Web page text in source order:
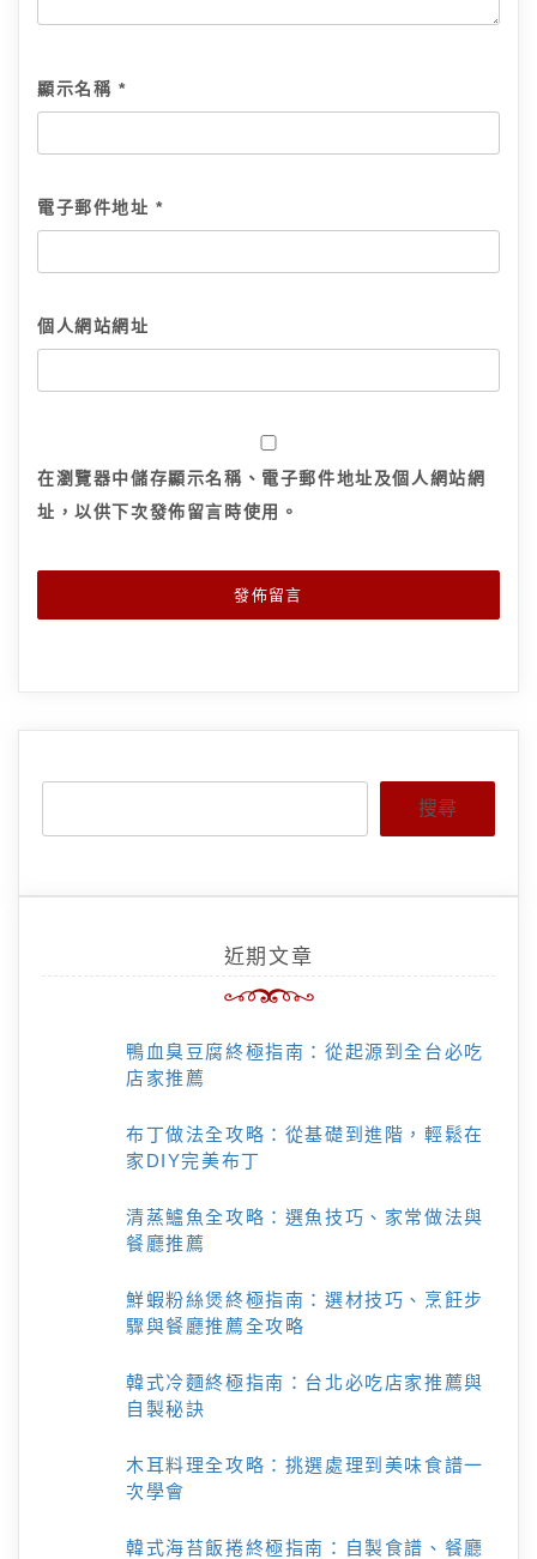
顯示名稱 *
電子郵件地址*
個人網站網址
在瀏覽器中儲存顯示名稱、電子郵件地址及個人網站網
址，以供下次發佈留言時使用。
搜尋
近期文章
鴨血臭豆腐終極指南：從起源到全台必吃
店家推薦
布丁做法全攻略：從基礎到進階，輕鬆在
家DIY完美布丁
清蒸鱸魚全攻略：選魚技巧、家常做法與
餐廳推薦
鮮蝦粉絲煲終極指南：選材技巧、烹飪步
驟與餐廳推薦全攻略
韓式冷麵終極指南：台北必吃店家推薦與
自製秘訣
木耳料理全攻略：挑選處理到美味食譜一
次學會
韓式海苔飯捲終極指南：自製食譜、餐廳